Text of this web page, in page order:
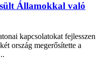
Államokkal való
kapcsolatokat fejlesszen
ország megerősítette a